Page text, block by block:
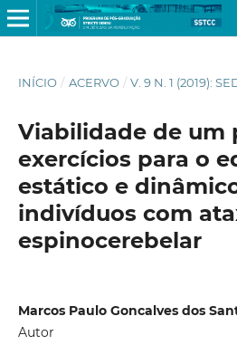
INÍCIO / ACERVO / V. 9 N. 1 (2019):
Viabilidade de um
exercícios para o
estático e
indivíduos com
espinocerebelar
Marcos Paulo Goncalves dos
Autor